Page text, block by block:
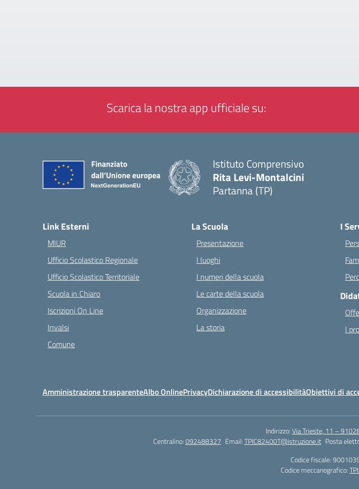
Scarica la nostra app ufficiale su:
Istituto Comprensivo
Rita Levi-Montalcini
Partanna (TP)
Link Esterni
MIUR
Ufficio Scolastico Regionale
Ufficio Scolastico Territoriale
Scuola in Chiaro
Iscrizioni On Line
Invalsi
Comune
La Scuola
Presentazione
I luoghi
I numeri della scuola
Le carte della scuola
Organizzazione
La storia
I
I
Amministrazione trasparenteAlbo OnlinePrivacyDichiarazione di accessibilitàObiettivi di
Indirizzo:Via Trieste, 11 –
Centralino:092488327 Email:TPIC82400T@istruzione.it Posta
Codice fiscale:
Codice meccanografico: